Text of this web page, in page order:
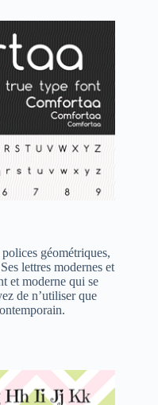
géométriques,
lettres modernes et
et moderne qui se
de n’utiliser que